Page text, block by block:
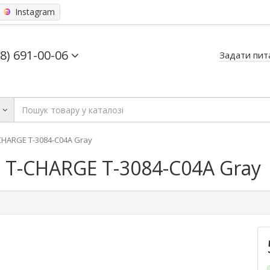
Instagram
691-00-06 Задати
T-3084-C04A Gray
CHARGЕ T-3084-C04A Gray